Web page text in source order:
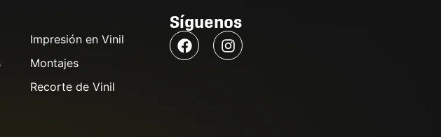
Impresión en Vinil
Montajes
Recorte de Vinil
Síguenos